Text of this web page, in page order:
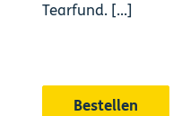
Tearfund. [...]
Bestellen